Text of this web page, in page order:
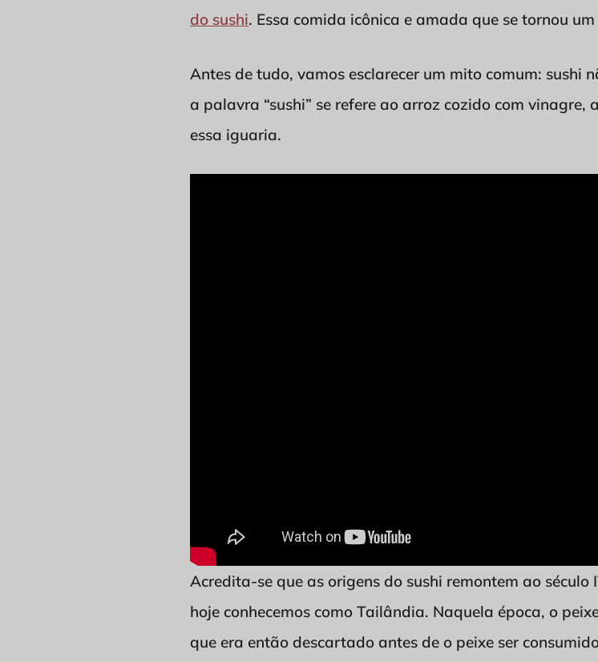
do sushi. Essa comida icônica e amada que se tornou
Antes de tudo, vamos esclarecer um mito comum: sushi
a palavra “sushi” se refere ao arroz cozido com vinagre,
essa iguaria.
Acredita-se que as origens do sushi remontem ao
hoje conhecemos como Tailândia. Naquela época, o
que era então descartado antes de o peixe ser